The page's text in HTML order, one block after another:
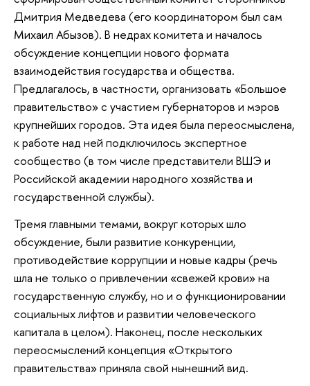
Дмитрия Медведева (его координатором был сам
Михаил Абызов). В недрах комитета и началось
обсуждение концепции нового формата
взаимодействия государства и общества.
Предлагалось, в частности, организовать «Большое
правительство» с участием губернаторов и мэров
крупнейших городов. Эта идея была переосмыслена,
к работе над ней подключилось экспертное
сообщество (в том числе представители ВШЭ и
Российской академии народного хозяйства и
государственной службы).
Тремя главными темами, вокруг которых шло
обсуждение, были развитие конкуренции,
противодействие коррупции и новые кадры (речь
шла не только о привлечении «свежей крови» на
государственную службу, но и о функционировании
социальных лифтов и развитии человеческого
капитала в целом). Наконец, после нескольких
переосмыслений концепция «Открытого
правительства» приняла свой нынешний вид.